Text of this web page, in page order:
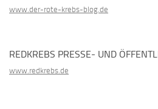
www.der-rote-krebs-blog.de
REDKREBS PRESSE- UND
www.redkrebs.de